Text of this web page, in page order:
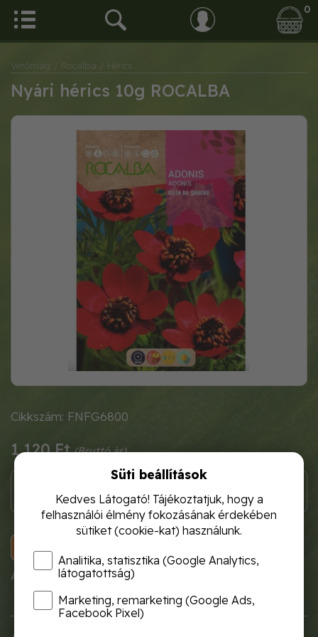
0
Vetőmag / Rocalba / Hérics
Nyári hérics 10g ROCALBA
Cikkszám: FNFG6800
1 120 Ft
A termék átmenetileg nem rendelhető!
Süti beállítások
Kedves Látogató! Tájékoztatjuk, hogy a
felhasználói élmény fokozásának érdekében
sütiket (cookie-kat) használunk.
Analitika, statisztika (Google Analytics,
látogatottság)
Marketing, remarketing (Google Ads,
Facebook Pixel)